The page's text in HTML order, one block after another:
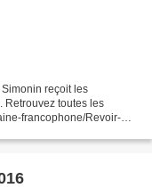
reçoit les
Retrouvez toutes les
francophone/Revoir-